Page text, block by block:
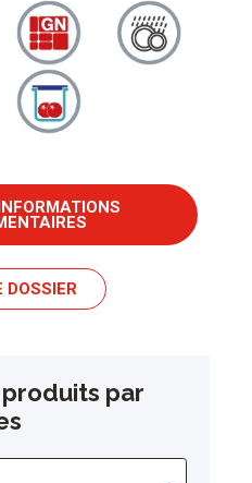
DOSSIER
par